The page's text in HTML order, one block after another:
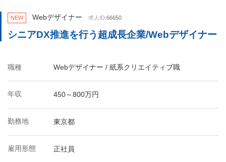
NEW Webデザイナー 求人ID:66650
シニアDX推進を行う超成長企業/Webデザイナー
職種 Webデザイナー / 紙系クリエイティブ職
年収 450～800万円
勤務地 東京都
雇用形態 正社員